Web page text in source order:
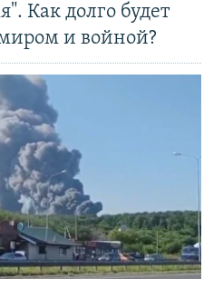
Как долго будет
и войной?